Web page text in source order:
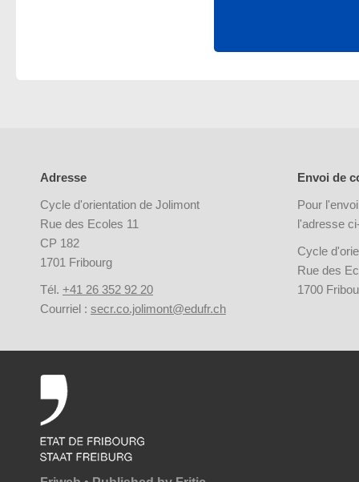
Adresse
Cycle d'orientation de Jolimont
Rue des Ecoles 11
CP 182
1701 Fribourg
Tél. +41 26 352 92 20
Courriel : secr.co.jolimont@edufr.ch
Envoi de
Pour
l'adresse
Cycle
Rue des
1700